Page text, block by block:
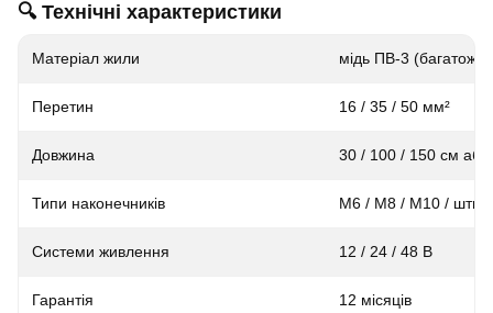
🔍 Технічні характеристики
Матеріал жили мідь ПВ-3
Перетин 16 / 35 / 50 мм²
Довжина 30 / 100 / 150 см або
Типи наконечників M6 / M8 / M10 /
Системи живлення 12 / 24 / 48 В
Гарантія 12 місяців